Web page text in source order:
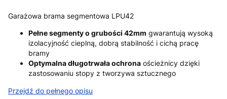
Garażowa brama segmentowa LPU42
Pełne segmenty o grubości 42mm gwarantują wysoką
izolacyjność cieplną, dobrą stabilność i cichą pracę
bramy
Optymalna długotrwała ochrona ościeżnicy dzięki
zastosowaniu stopy z tworzywa sztucznego
Przejdź do pełnego opisu